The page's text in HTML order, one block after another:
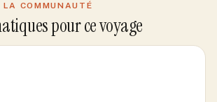
LA COMMUNAUTÉ
pour ce voyage